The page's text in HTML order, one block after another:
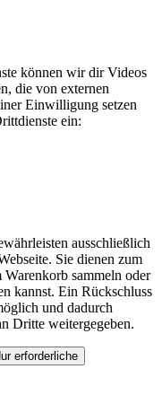
können wir dir Videos
die von externen
Einwilligung setzen
ein:
ausschließlich
Sie dienen zum
sammeln oder
kannst. Ein Rückschluss
und dadurch
Dritte weitergegeben.
erforderliche